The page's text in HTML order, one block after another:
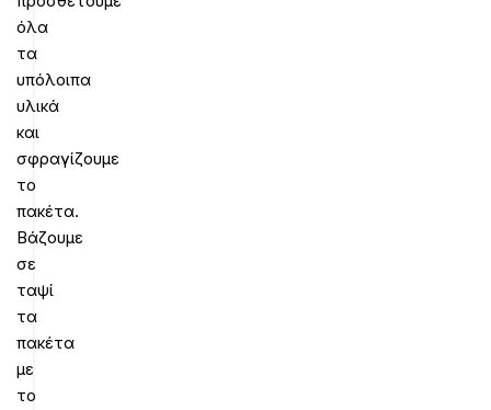
όλα
τα
υπόλοιπα
υλικά
και
σφραγίζουμε
το
πακέτα.
Βάζουμε
σε
ταψί
τα
πακέτα
με
το